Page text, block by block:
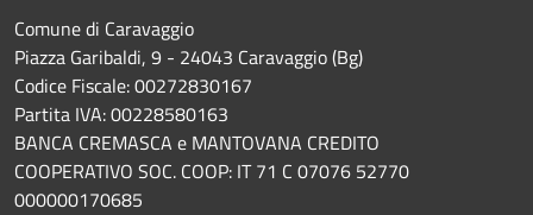
Comune di Caravaggio
Piazza Garibaldi, 9 - 24043 Caravaggio (Bg)
Codice Fiscale: 00272830167
Partita IVA: 00228580163
BANCA CREMASCA e MANTOVANA CREDITO
COOPERATIVO SOC. COOP: IT 71 C 07076 52770
000000170685